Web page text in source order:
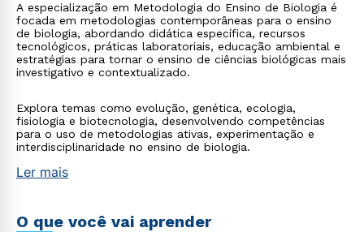
A especialização em Metodologia do Ensino de Biologia é
focada em metodologias contemporâneas para o ensino
de biologia, abordando didática específica, recursos
tecnológicos, práticas laboratoriais, educação ambiental e
estratégias para tornar o ensino de ciências biológicas mais
investigativo e contextualizado.
Explora temas como evolução, genética, ecologia,
fisiologia e biotecnologia, desenvolvendo competências
para o uso de metodologias ativas, experimentação e
interdisciplinaridade no ensino de biologia.
Ler mais
O que você vai aprender